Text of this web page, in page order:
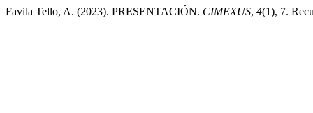
Favila Tello, A. (2023). PRESENTACIÓN. CIMEXUS, 4(1), 7.